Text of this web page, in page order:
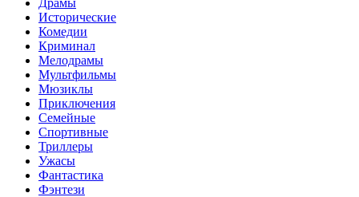
Драмы
Исторические
Комедии
Криминал
Мелодрамы
Мультфильмы
Мюзиклы
Приключения
Семейные
Спортивные
Триллеры
Ужасы
Фантастика
Фэнтези